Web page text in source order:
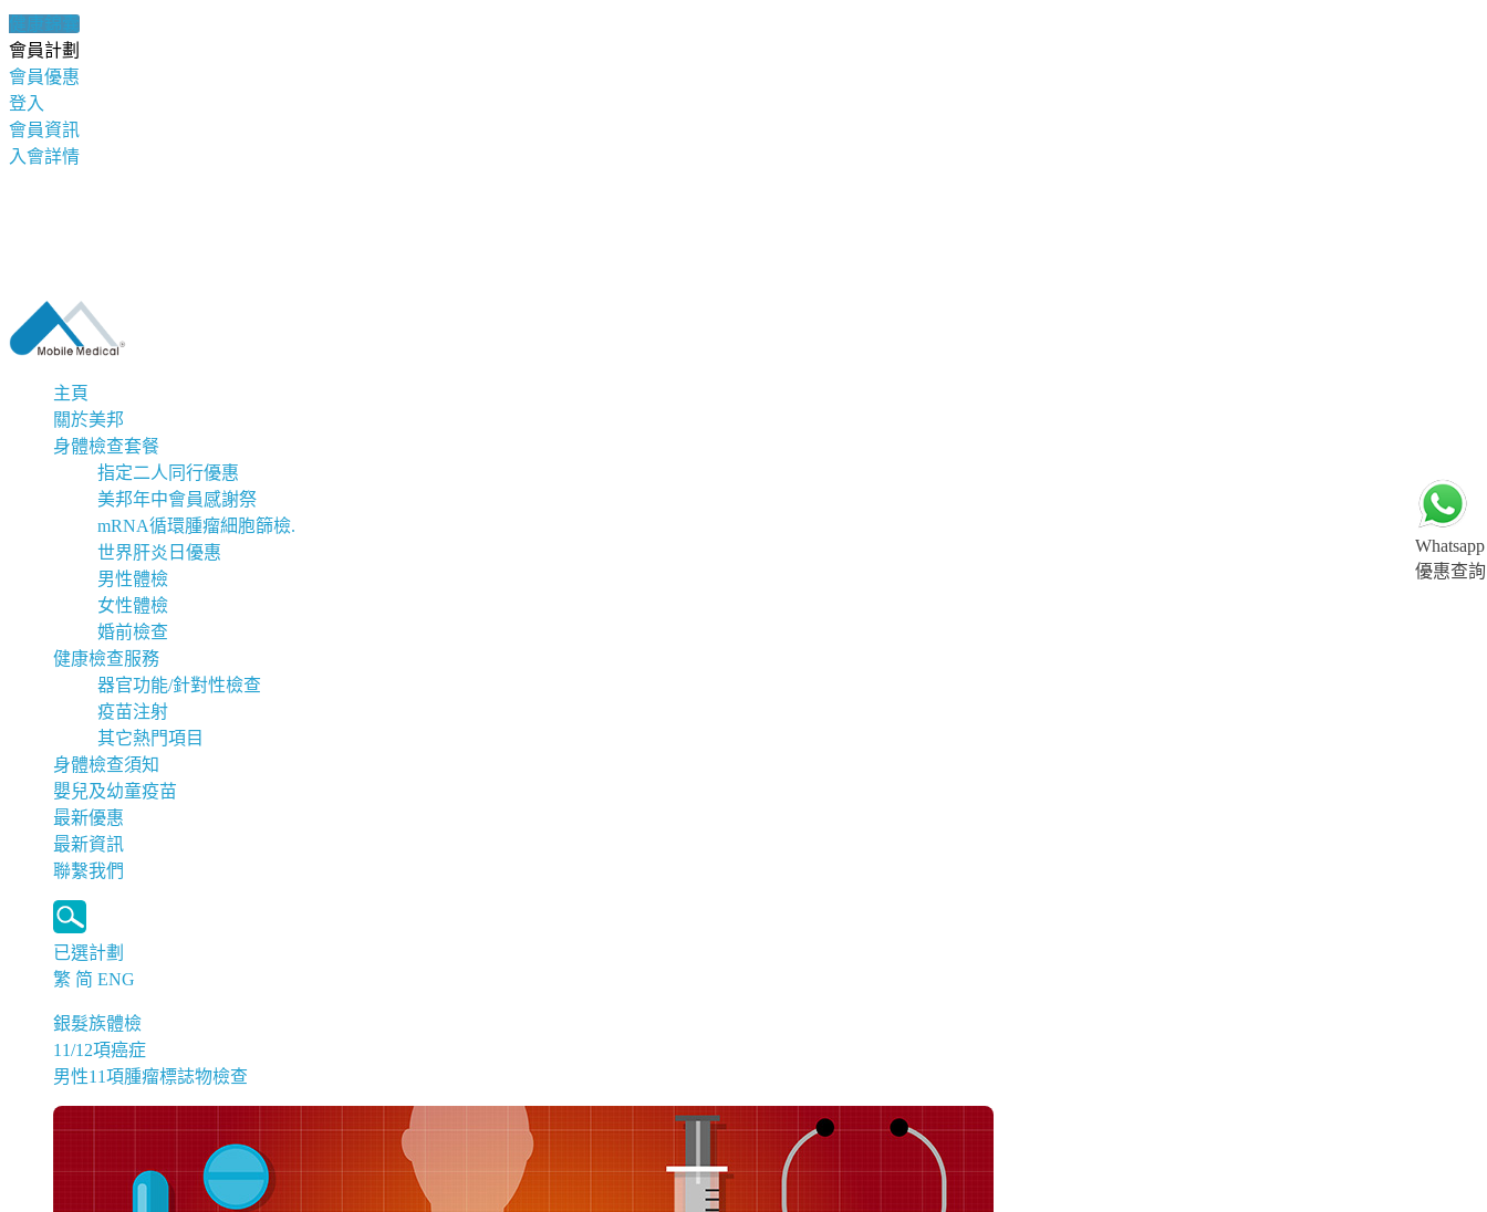
健康錦囊
會員計劃
會員優惠
登入
會員資訊
入會詳情
主頁
關於美邦
身體檢查套餐
指定二人同行優惠
美邦年中會員感謝祭
mRNA循環腫瘤細胞篩檢.
世界肝炎日優惠
男性體檢
女性體檢
婚前檢查
健康檢查服務
器官功能/針對性檢查
疫苗注射
其它熱門項目
身體檢查須知
嬰兒及幼童疫苗
最新優惠
最新資訊
聯繫我們
已選計劃
繁 简 ENG
Whatsapp
優惠查詢
銀髮族體檢
11/12項癌症
男性11項腫瘤標誌物檢查